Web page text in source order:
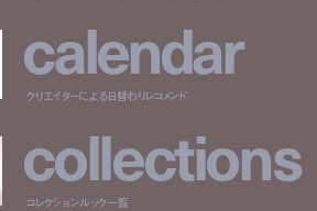
calendar
クリエイターによる日替わりレコメンド
collections
コレクションルック一覧